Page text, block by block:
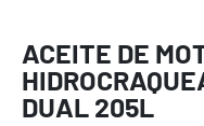
ACEITE DE
DUAL 205L